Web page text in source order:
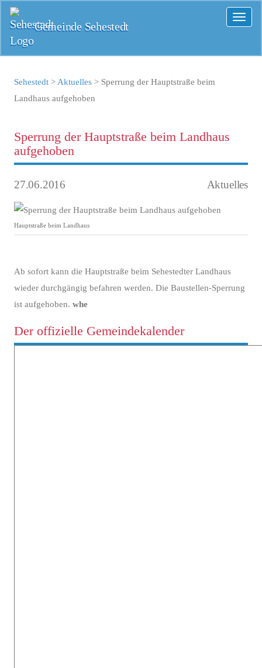
Gemeinde Sehestedt
Sehestedt > Aktuelles > Sperrung der Hauptstraße beim
Landhaus aufgehoben
Sperrung der Hauptstraße beim Landhaus
aufgehoben
27.06.2016 Aktuelles
Hauptstraße beim Landhaus
Ab sofort kann die Hauptstraße beim Sehestedter Landhaus
wieder durchgängig befahren werden. Die Baustellen-Sperrung
ist aufgehoben. whe
Der offizielle Gemeindekalender